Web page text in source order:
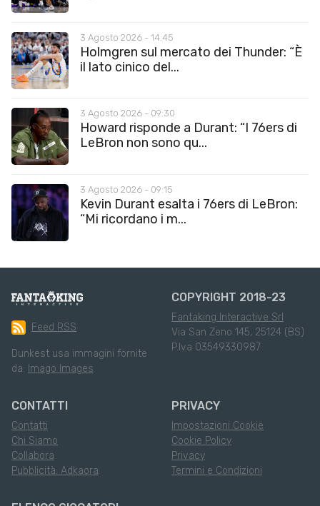
3 Agosto 2026 - 14:45
Holmgren sul mercato dei Thunder: “È
il lato cinico del...
3 Agosto 2026 - 09:30
Howard risponde a Durant: “I 76ers di
LeBron non sono qu...
3 Agosto 2026 - 09:15
Kevin Durant esalta i 76ers di LeBron:
“Mi ricordano i m...
Feed RSS
Dunkest usa immagini fornite
da: Imago Images
COPYRIGHT 2018-23
Fantaking Interactive Srl
Via San Zeno 145, 25124 (BS)
P.Iva 03549330987
CONTATTI
Contatti
Chi Siamo
Collabora
Pubblicità: Adkaora
PRIVACY
Impostazioni Cookie
Cookie Policy
Privacy
Termini e Condizioni